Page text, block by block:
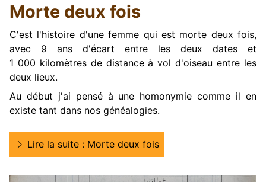
Morte deux fois
C'est l'histoire d'une femme qui est morte deux fois,
avec 9 ans d'écart entre les deux dates et
1 000 kilomètres de distance à vol d'oiseau entre les
deux lieux.
Au début j'ai pensé à une homonymie comme il en
existe tant dans nos généalogies.
Lire la suite : Morte deux fois